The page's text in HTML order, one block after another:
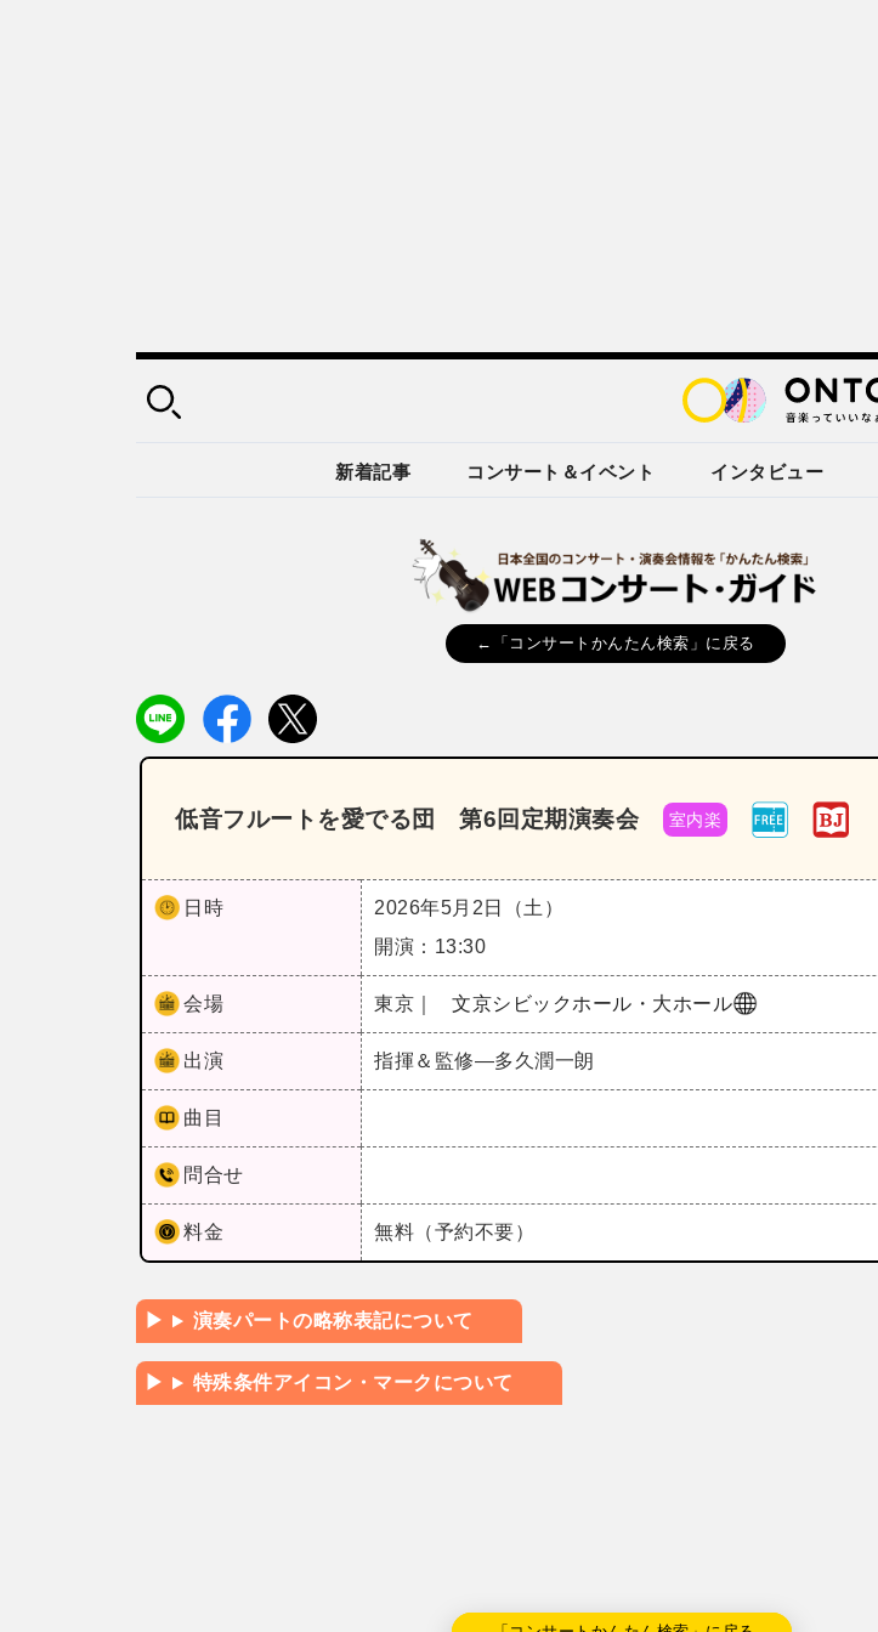
新着記事 コンサート＆イベント インタビュー
←「コンサートかんたん検索」に戻る
低音フルートを愛でる団 第6回定期演奏会 室内楽
日時
2026年5月2日（土）
開演：13:30
会場 東京｜ 文京シビックホール・大ホール
出演 指揮＆監修―多久潤一朗
曲目
問合せ
料金 無料（予約不要）
演奏パートの略称表記について
特殊条件アイコン・マークについて